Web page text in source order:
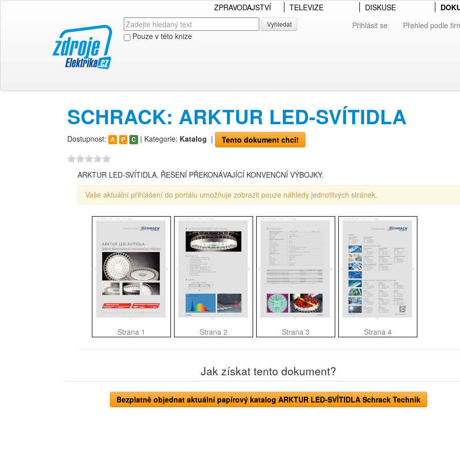
ZPRAVODAJSTVÍ TELEVIZE DISKUSE
Vyhledat
Pouze v této knize
Přihlásit se Přehled podle
SCHRACK: ARKTUR LED-SVÍTIDLA
Dostupnost: A P C | Kategorie: Katalog | Tento dokument chci!
ARKTUR LED-SVÍTIDLA. ŘEŠENÍ PŘEKONÁVAJÍCÍ KONVENČNÍ VÝBOJKY.
Vaše aktuální přihlášení do portálu umožňuje zobrazit pouze náhledy jednotlivých stránek.
Strana 1 Strana 2 Strana 3 Strana 4
Jak získat tento dokument?
Bezplatně objednat aktuální papírový katalog ARKTUR LED-SVÍTIDLA Schrack Technik